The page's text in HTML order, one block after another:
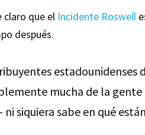
claro que el Incidente Roswell
después.
estadounidenses
mucha de la
siquiera sabe en qué